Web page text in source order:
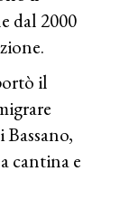
dal 2000
il
cantina e